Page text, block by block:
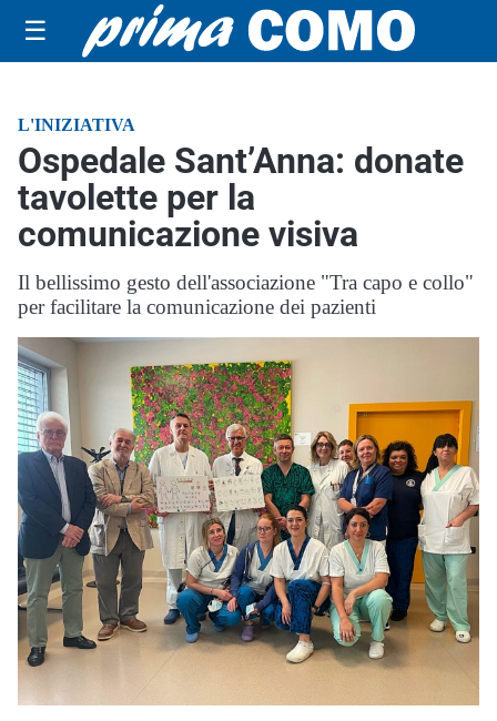
☰
L'INIZIATIVA
Ospedale Sant’Anna: donate
tavolette per la
comunicazione visiva
Il bellissimo gesto dell'associazione "Tra capo e collo"
per facilitare la comunicazione dei pazienti